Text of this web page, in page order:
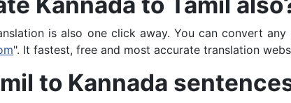
is also one click away. You can convert
". It fastest, free and most accurate translation
to Kannada